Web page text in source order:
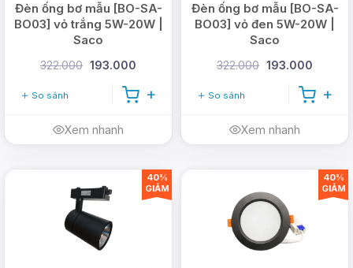
Đèn ống bơ mẫu [BO-SA-
BO03] vỏ trắng 5W-20W |
Saco
322.000 193.000
So sánh
Xem nhanh
Đèn ống bơ mẫu [BO-SA-
BO03] vỏ đen 5W-20W |
Saco
322.000 193.000
So sánh
Xem nhanh
40%
GIẢM
40%
GIẢM